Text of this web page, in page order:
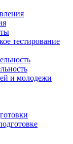
тестирование
и молодежи